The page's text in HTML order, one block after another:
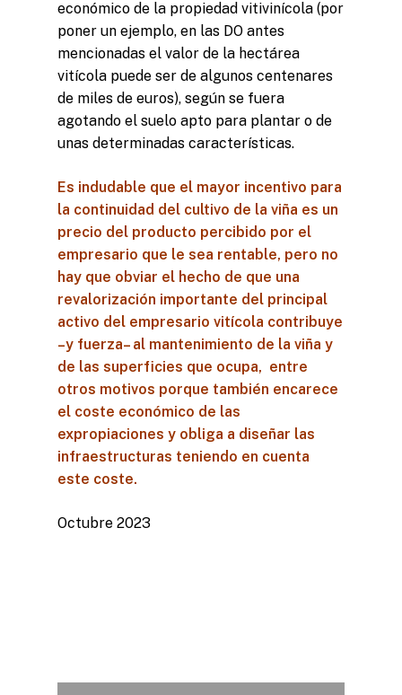
económico de la propiedad vitivinícola (por
poner un ejemplo, en las DO antes
mencionadas el valor de la hectárea
vitícola puede ser de algunos centenares
de miles de euros), según se fuera
agotando el suelo apto para plantar o de
unas determinadas características.
Es indudable que el mayor incentivo para
la continuidad del cultivo de la viña es un
precio del producto percibido por el
empresario que le sea rentable, pero no
hay que obviar el hecho de que una
revalorización importante del principal
activo del empresario vitícola contribuye
–y fuerza– al mantenimiento de la viña y
de las superficies que ocupa, entre
otros motivos porque también encarece
el coste económico de las
expropiaciones y obliga a diseñar las
infraestructuras teniendo en cuenta
este coste.
Octubre 2023